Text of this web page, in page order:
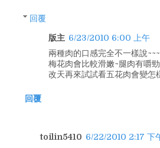
回覆
版主 6/23/2010 6:00 上午
兩種肉的口感完全不一樣說
梅花肉會比較滑嫩~腿肉有嚼
改天再來試試看五花肉會變怎
回覆
toilin5410 6/22/2010 2:17 下